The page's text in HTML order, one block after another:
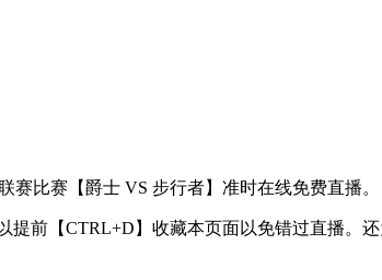
赛比赛【爵士 VS 步行者】准时在线免费直播。
前【CTRL+D】收藏本页面以免错过直播。